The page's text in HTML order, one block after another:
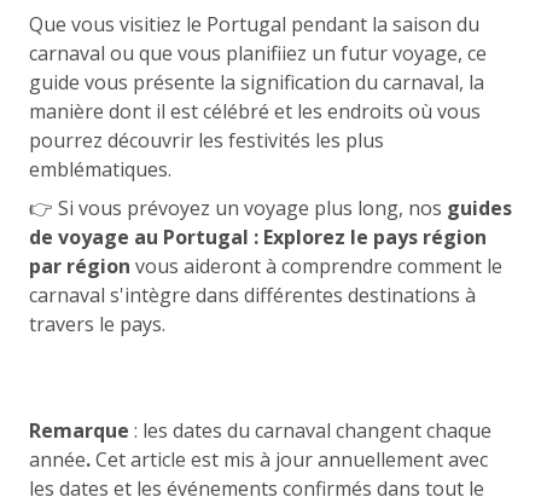
Que vous visitiez le Portugal pendant la saison du
carnaval ou que vous planifiiez un futur voyage, ce
guide vous présente la signification du carnaval, la
manière dont il est célébré et les endroits où vous
pourrez découvrir les festivités les plus
emblématiques.
👉 Si vous prévoyez un voyage plus long, nos guides
de voyage au Portugal : Explorez le pays région
par région vous aideront à comprendre comment le
carnaval s'intègre dans différentes destinations à
travers le pays.
Remarque : les dates du carnaval changent chaque
année.Cet article est mis à jour annuellement avec
les dates et les événements confirmés dans tout le